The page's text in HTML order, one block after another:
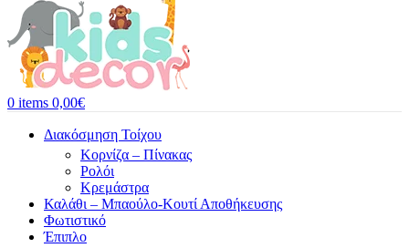
0 items 0,00€
Διακόσμηση Τοίχου
Κορνίζα – Πίνακας
Ρολόι
Κρεμάστρα
Καλάθι – Μπαούλο-Κουτί Αποθήκευσης
Φωτιστικό
Έπιπλο